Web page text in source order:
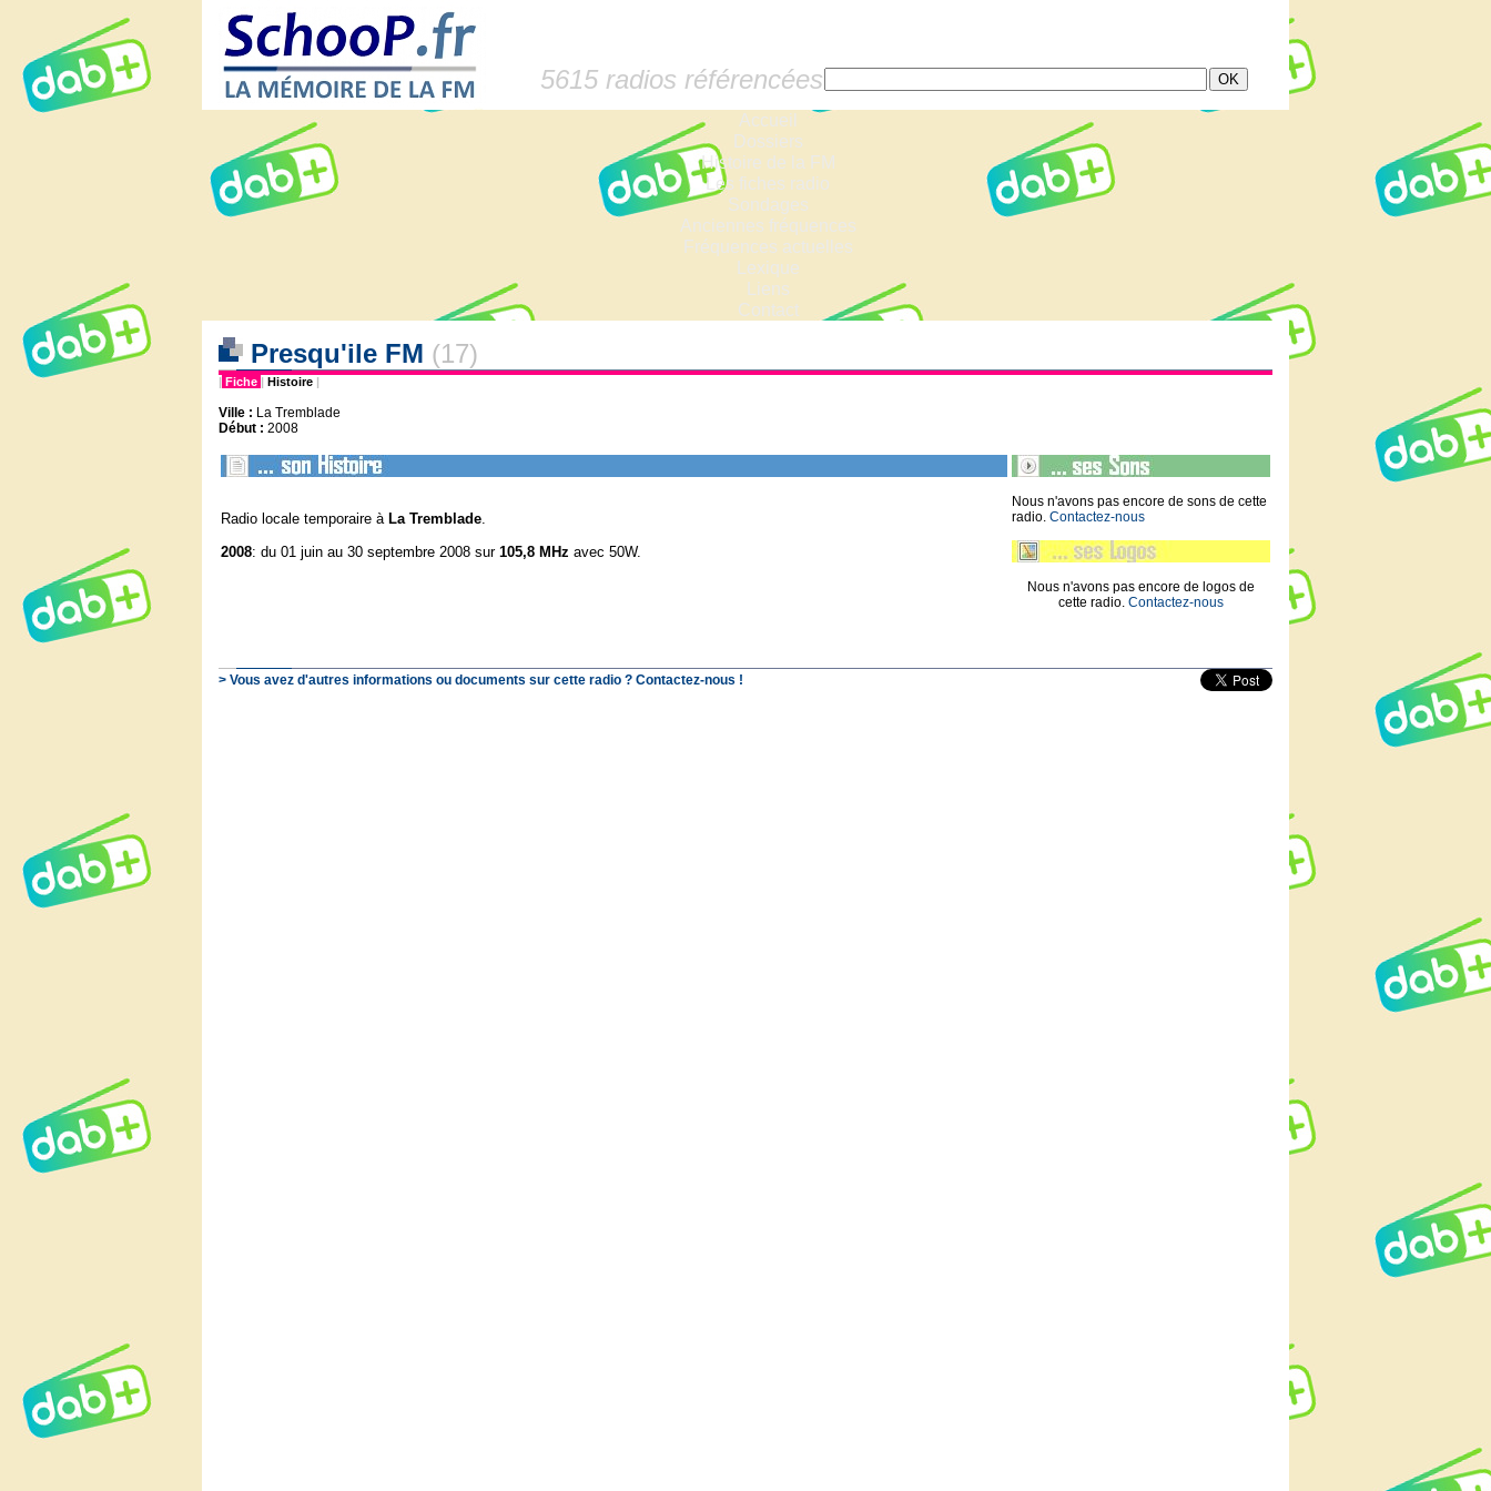
5615 radios référencées
Accueil
Dossiers
Histoire de la FM
Les fiches radio
Sondages
Anciennes fréquences
Fréquences actuelles
Lexique
Liens
Contact
Presqu'ile FM (17)
| Fiche | Histoire |
Ville : La Tremblade
Début : 2008
Radio locale temporaire à La Tremblade.
2008: du 01 juin au 30 septembre 2008 sur 105,8 MHz avec 50W.
Nous n'avons pas encore de sons de cette
radio. Contactez-nous
Nous n'avons pas encore de logos de
cette radio. Contactez-nous
> Vous avez d'autres informations ou documents sur cette radio ? Contactez-nous !